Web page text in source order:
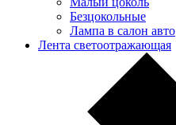
Безцокольные
Лампа в салон авто
Лента светоотражающая